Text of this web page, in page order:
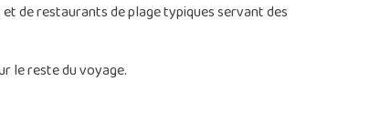
de restaurants de plage typiques servant des
le reste du voyage.